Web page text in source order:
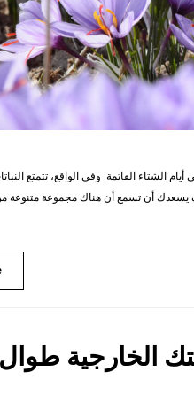
الشتاء القاتمة. وفي الواقع، تتمتع
أن تسمع أن هناك مجموعة متنوعة من
الخارجية